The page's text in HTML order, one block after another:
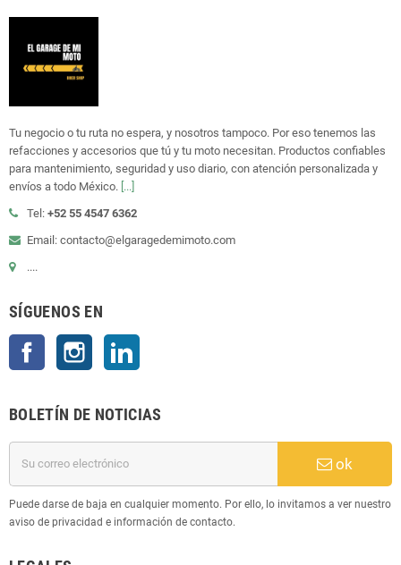
Tu negocio o tu ruta no espera, y nosotros tampoco. Por eso tenemos las
refacciones y accesorios que tú y tu moto necesitan. Productos confiables
para mantenimiento, seguridad y uso diario, con atención personalizada y
envíos a todo México. [...]
Tel: +52 55 4547 6362
Email: contacto@elgaragedemimoto.com
....
SÍGUENOS EN
Facebook Instagram
BOLETÍN DE NOTICIAS
ok
Puede darse de baja en cualquier momento. Por ello, lo invitamos a ver nuestro
aviso de privacidad e información de contacto.